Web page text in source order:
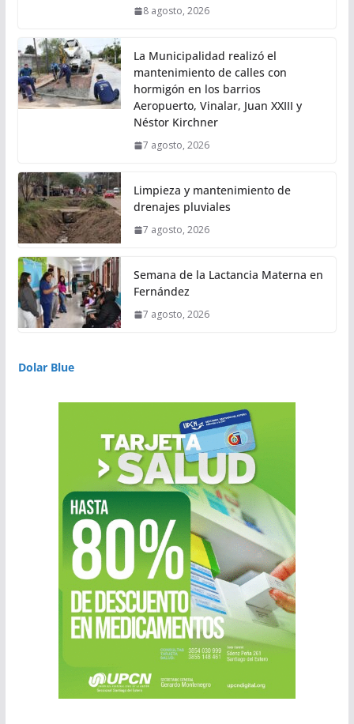
8 agosto, 2026
La Municipalidad realizó el
mantenimiento de calles con
hormigón en los barrios
Aeropuerto, Vinalar, Juan XXIII y
Néstor Kirchner
7 agosto, 2026
Limpieza y mantenimiento de
drenajes pluviales
7 agosto, 2026
Semana de la Lactancia Materna en
Fernández
7 agosto, 2026
Dolar Blue